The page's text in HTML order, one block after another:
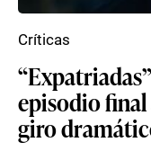
episodio
giro
Críticas